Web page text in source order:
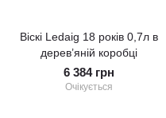
Віскі Ledaig 18 років 0,7л в
дерев’яній коробці
6 384 грн
Очікується